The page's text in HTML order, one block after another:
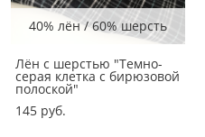
40% лён / 60% шерсть
Лён с шерстью "Темно-
серая клетка с бирюзовой
полоской"
145 pуб.